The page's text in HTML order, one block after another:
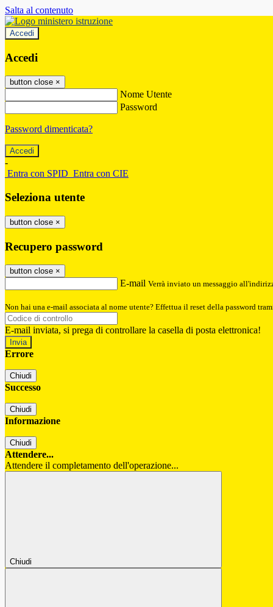
Salta al contenuto
Accedi
Accedi
button close ×
Nome Utente
Password
Password dimenticata?
-
Entra con SPID Entra con CIE
Seleziona utente
button close ×
Recupero password
button close ×
E-mail Verrà inviato un messaggio
Non hai una e-mail associata al nome utente? Effettua il reset della password
E-mail inviata, si prega di controllare la casella di posta elettronica!
Errore
Chiudi
Successo
Chiudi
Informazione
Chiudi
Attendere...
Attendere il completamento dell'operazione...
Chiudi